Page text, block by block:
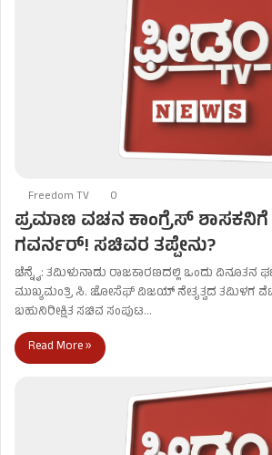
Freedom TV 0
ಪ್ರಮಾಣ ವಚನ ಕಾಂಗ್ರೆಸ್ ಶಾಸಕನಿಗೆ
ಗವರ್ನರ್! ಸಚಿವರ ತಪ್ಪೇನು?
ಚೆನ್ನೈ: ತಮಿಳುನಾಡು ರಾಜಕಾರಣದಲ್ಲಿ ಒಂದು
ಮುಖ್ಯಮಂತ್ರಿ ಸಿ. ಜೋಸೆಫ್ ವಿಜಯ್ ನೇತೃತ್ವದ ತಮಿಳಗ
ಬಹುನಿರೀಕ್ಷಿತ ಸಚಿವ ಸಂಪುಟ…
Read More »